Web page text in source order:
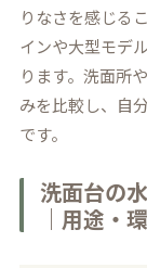
りなさを感じる
インや大型モデ
ります。洗面所
みを比較し、自
です。
洗面台の
｜用途・